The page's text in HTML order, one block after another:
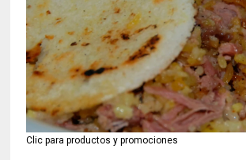
Clic para productos y promociones